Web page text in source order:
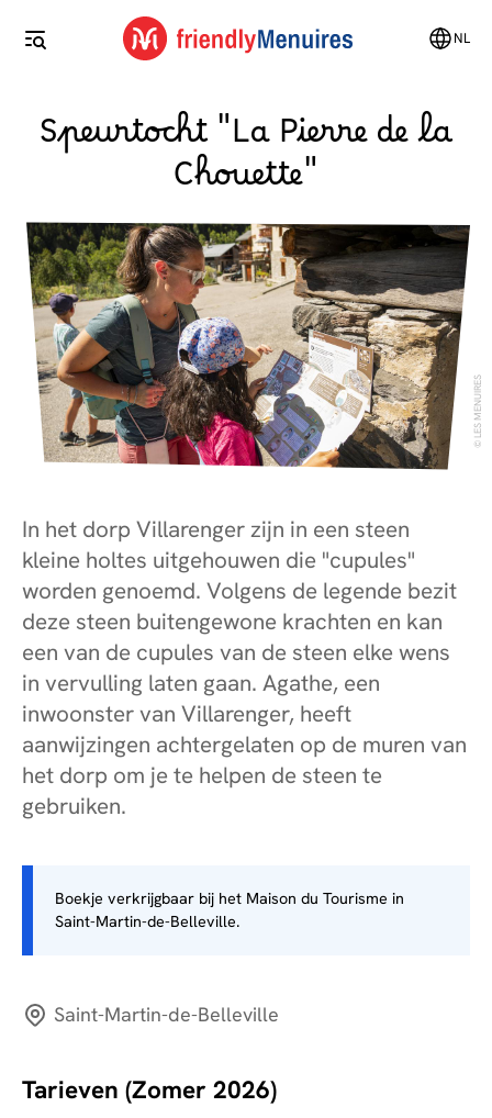
NL
Speurtocht "La Pierre de la
Chouette"
LES MENUIRES
In het dorp Villarenger zijn in een steen
kleine holtes uitgehouwen die "cupules"
worden genoemd. Volgens de legende bezit
deze steen buitengewone krachten en kan
een van de cupules van de steen elke wens
in vervulling laten gaan. Agathe, een
inwoonster van Villarenger, heeft
aanwijzingen achtergelaten op de muren van
het dorp om je te helpen de steen te
gebruiken.
Boekje verkrijgbaar bij het Maison du Tourisme in
Saint-Martin-de-Belleville.
Saint-Martin-de-Belleville
Tarieven (Zomer 2026)